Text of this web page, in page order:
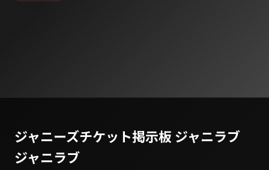
ジャニーズチケット掲示板 ジャニラブ
ジャニラブ